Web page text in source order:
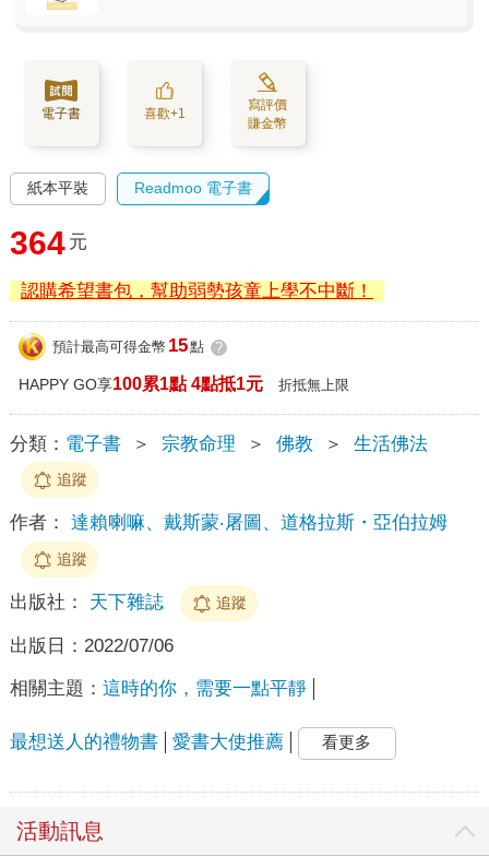
電子書 喜歡+1
寫評價
賺金幣
紙本平裝 Readmoo 電子書
364 元
認購希望書包，幫助弱勢孩童上學不中斷！
預計最高可得金幣 15點 ?
HAPPY GO享100累1點 4點抵1元 折抵無上限
分類： 電子書 ＞ 宗教命理 ＞ 佛教 ＞ 生活佛法
追蹤
作者： 達賴喇嘛、戴斯蒙‧屠圖、道格拉斯・亞伯拉姆
追蹤
出版社： 天下雜誌 追蹤
出版日： 2022/07/06
相關主題： 這時的你，需要一點平靜
最想送人的禮物書 愛書大使推薦 看更多
活動訊息